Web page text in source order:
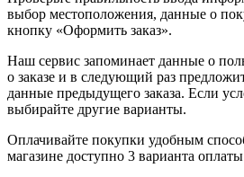
выбор местоположения, данные о
кнопку «Оформить заказ».
Наш сервис запоминает данные о
о заказе и в следующий раз
данные предыдущего заказа. Если
выбирайте другие варианты.
Оплачивайте покупки удобным
магазине доступно 3 варианта